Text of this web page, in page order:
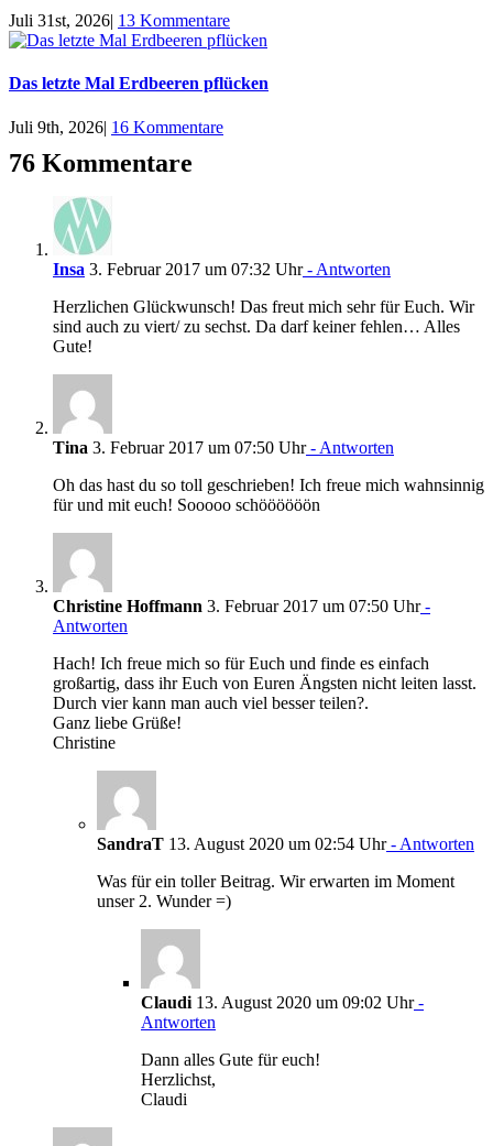
Juli 31st, 2026| 13 Kommentare
Das letzte Mal Erdbeeren pflücken
Juli 9th, 2026| 16 Kommentare
76 Kommentare
Insa 3. Februar 2017 um 07:32 Uhr- Antworten
Herzlichen Glückwunsch! Das freut mich sehr für Euch. Wir
sind auch zu viert/ zu sechst. Da darf keiner fehlen… Alles
Gute!
Tina 3. Februar 2017 um 07:50 Uhr- Antworten
Oh das hast du so toll geschrieben! Ich freue mich wahnsinnig
für und mit euch! Sooooo schöööööön
Christine Hoffmann 3. Februar 2017 um 07:50 Uhr-
Antworten
Hach! Ich freue mich so für Euch und finde es einfach
großartig, dass ihr Euch von Euren Ängsten nicht leiten lasst.
Durch vier kann man auch viel besser teilen?.
Ganz liebe Grüße!
Christine
SandraT 13. August 2020 um 02:54 Uhr- Antworten
Was für ein toller Beitrag. Wir erwarten im Moment
unser 2. Wunder =)
Claudi 13. August 2020 um 09:02 Uhr-
Antworten
Dann alles Gute für euch!
Herzlichst,
Claudi